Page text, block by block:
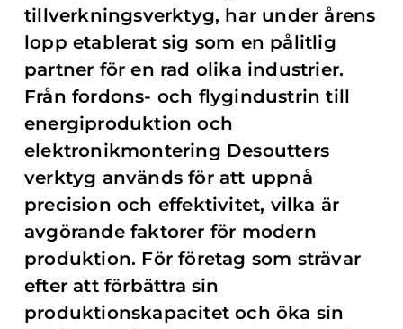
tillverkningsverktyg, har under årens
lopp etablerat sig som en pålitlig
partner för en rad olika industrier.
Från fordons- och flygindustrin till
energiproduktion och
elektronikmontering Desoutters
verktyg används för att uppnå
precision och effektivitet, vilka är
avgörande faktorer för modern
produktion. För företag som strävar
efter att förbättra sin
produktionskapacitet och öka sin